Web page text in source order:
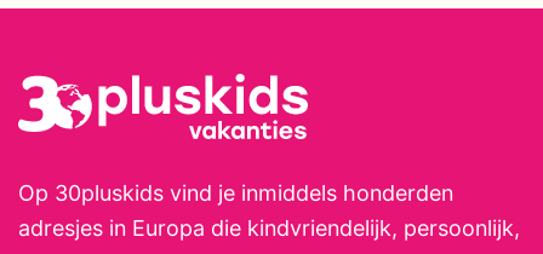
Op 30pluskids vind je inmiddels honderden
adresjes in Europa die kindvriendelijk, persoonlijk,